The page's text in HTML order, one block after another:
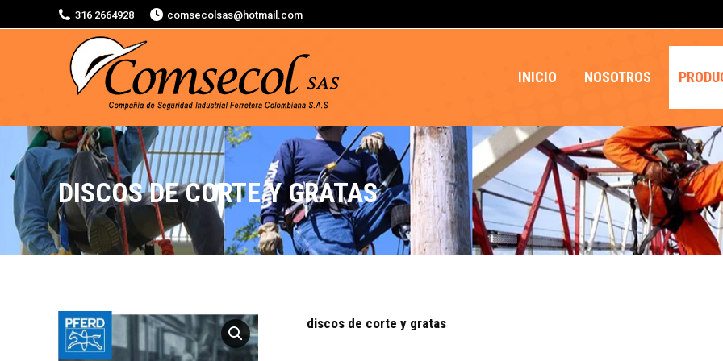
316 2664928 comsecolsas@hotmail.com
INICIO NOSOTROS
DISCOS DE CORTE Y GRATAS
discos de corte y gratas